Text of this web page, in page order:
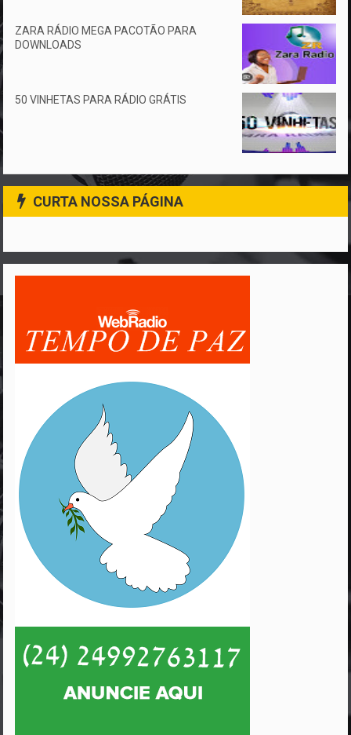
ZARA RÁDIO MEGA PACOTÃO PARA
DOWNLOADS
50 VINHETAS PARA RÁDIO GRÁTIS
CURTA NOSSA PÁGINA